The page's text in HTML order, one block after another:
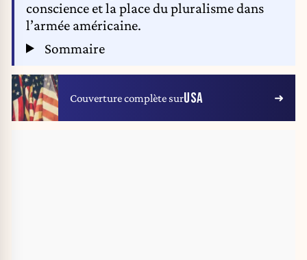
conscience et la place du pluralisme dans
l’armée américaine.
Sommaire
Couverture complète surUSA